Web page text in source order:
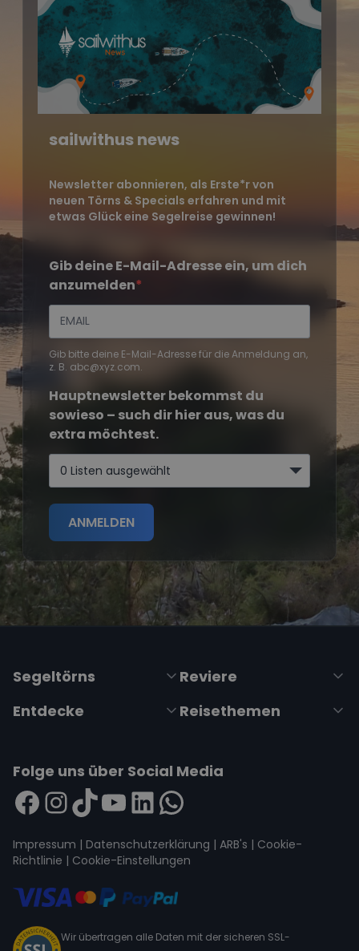
sailwithus news
Newsletter abonnieren, als Erste*r von
neuen Törns & Specials erfahren und mit
etwas Glück eine Segelreise gewinnen!
Gib deine E-Mail-Adresse ein, um dich
anzumelden
Gib bitte deine E-Mail-Adresse für die Anmeldung an,
z. B. abc@xyz.com.
Hauptnewsletter bekommst du
sowieso – such dir hier aus, was du
extra möchtest.
0 Listen ausgewählt
ANMELDEN
Segeltörns
Reviere
Entdecke
Reisethemen
Folge uns über Social Media
Impressum | Datenschutzerklärung | ARB's | Cookie-
Richtlinie | Cookie-Einstellungen
Wir übertragen alle Daten mit der sicheren SSL-